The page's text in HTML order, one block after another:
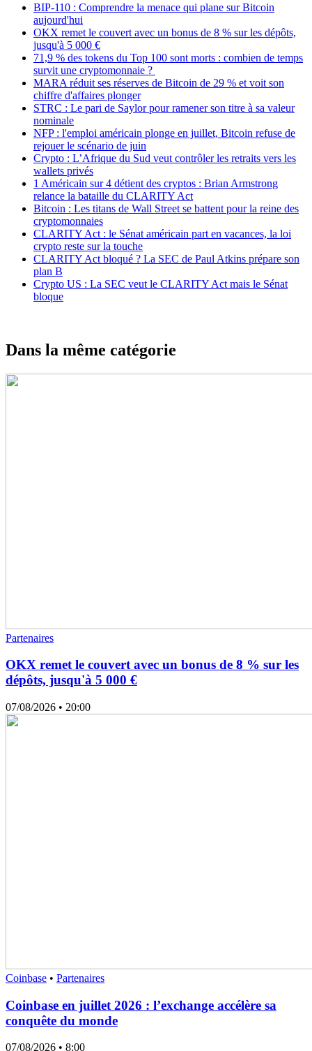
BIP-110 : Comprendre la menace qui plane sur Bitcoin
aujourd'hui
OKX remet le couvert avec un bonus de 8 % sur les dépôts,
jusqu'à 5 000 €
71,9 % des tokens du Top 100 sont morts : combien de temps
survit une cryptomonnaie ?
MARA réduit ses réserves de Bitcoin de 29 % et voit son
chiffre d'affaires plonger
STRC : Le pari de Saylor pour ramener son titre à sa valeur
nominale
NFP : l'emploi américain plonge en juillet, Bitcoin refuse de
rejouer le scénario de juin
Crypto : L’Afrique du Sud veut contrôler les retraits vers les
wallets privés
1 Américain sur 4 détient des cryptos : Brian Armstrong
relance la bataille du CLARITY Act
Bitcoin : Les titans de Wall Street se battent pour la reine des
cryptomonnaies
CLARITY Act : le Sénat américain part en vacances, la loi
crypto reste sur la touche
CLARITY Act bloqué ? La SEC de Paul Atkins prépare son
plan B
Crypto US : La SEC veut le CLARITY Act mais le Sénat
bloque
Dans la même catégorie
Partenaires
OKX remet le couvert avec un bonus de 8 % sur les
dépôts, jusqu'à 5 000 €
07/08/2026 • 20:00
Coinbase • Partenaires
Coinbase en juillet 2026 : l’exchange accélère sa
conquête du monde
07/08/2026 • 8:00